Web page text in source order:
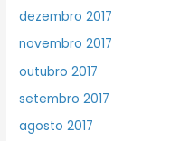
dezembro 2017
novembro 2017
outubro 2017
setembro 2017
agosto 2017